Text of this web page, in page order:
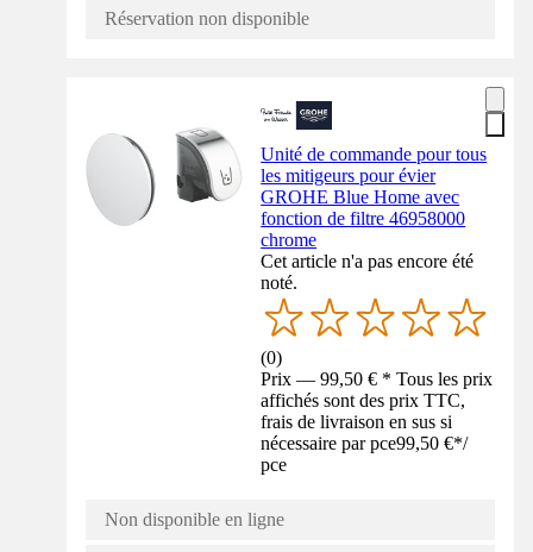
Réservation non disponible
Unité de commande pour tous
les mitigeurs pour évier
GROHE Blue Home avec
fonction de filtre 46958000
chrome
Cet article n'a pas encore été
noté.
(0)
Prix — 99,50 € * Tous les prix
affichés sont des prix TTC,
frais de livraison en sus si
nécessaire par pce99,50 €*/
pce
Non disponible en ligne